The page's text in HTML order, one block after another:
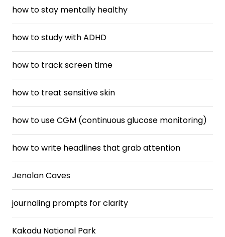
how to stay mentally healthy
how to study with ADHD
how to track screen time
how to treat sensitive skin
how to use CGM (continuous glucose monitoring)
how to write headlines that grab attention
Jenolan Caves
journaling prompts for clarity
Kakadu National Park